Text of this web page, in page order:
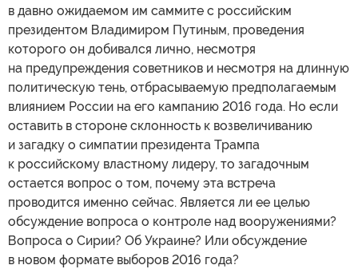
в давно ожидаемом им саммите с российским
президентом Владимиром Путиным, проведения
которого он добивался лично, несмотря
на предупреждения советников и несмотря на длинную
политическую тень, отбрасываемую предполагаемым
влиянием России на его кампанию 2016 года. Но если
оставить в стороне склонность к возвеличиванию
и загадку о симпатии президента Трампа
к российскому властному лидеру, то загадочным
остается вопрос о том, почему эта встреча
проводится именно сейчас. Является ли ее целью
обсуждение вопроса о контроле над вооружениями?
Вопроса о Сирии? Об Украине? Или обсуждение
в новом формате выборов 2016 года?